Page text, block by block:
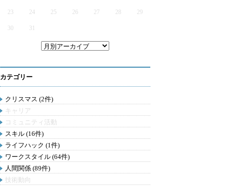
23 24 25 26 27 28 29
30 31
カテゴリー
クリスマス (2件)
キャリア
コミュニティ活動
スキル (16件)
ライフハック (1件)
ワークスタイル (64件)
人間関係 (89件)
技術動向